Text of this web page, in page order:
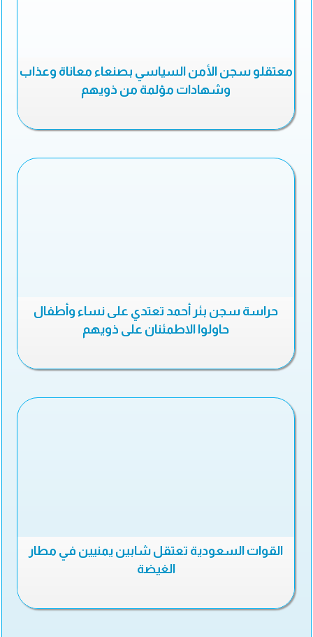
معتقلو سجن الأمن السياسي بصنعاء معاناة وعذاب
وشهادات مؤلمة من ذويهم
حراسة سجن بئر أحمد تعتدي على نساء وأطفال
حاولوا الاطمئنان على ذويهم
القوات السعودية تعتقل شابين يمنيين في مطار
الغيضة